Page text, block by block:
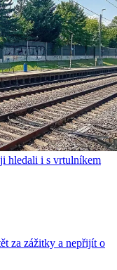
hledali i s vrtulníkem
za zážitky a nepřijít o